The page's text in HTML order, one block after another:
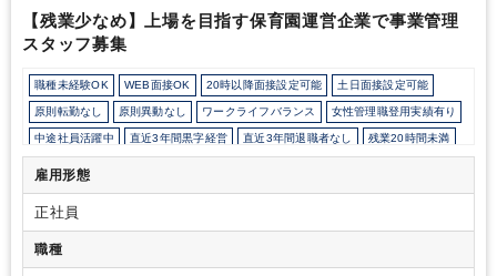
発生する予定のため、英語力のある方のご応募を歓迎します。平
均勤続年数が約17年、10年以上在籍する社員数は全体の約75％以
なバックグラウンドの方が活躍しています。
【残業少なめ】上場を目指す保育園運営企業で事業管理
スタッフ募集
職種未経験OK WEB面接OK 20時以降面接設定可能 土日面接設定可能
原則転勤なし 原則異動なし ワークライフバランス 女性管理職登用実績有り
中途社員活躍中 直近3年間黒字経営 直近3年間退職者なし 残業20時間未満
育児・託児支援制度 年間休日120日以上
雇用形態
正社員
職種